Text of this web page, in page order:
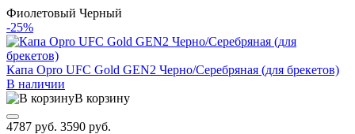
Фиолетовый Черный
-25%
Капа Opro UFC Gold GEN2 Черно/Серебряная (для брекетов)
В наличии
В корзину
4787 руб. 3590 руб.